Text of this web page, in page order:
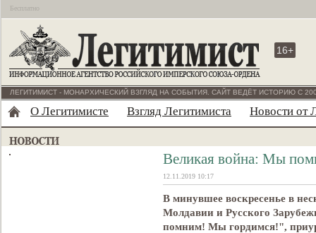
Бесплатно
16+
ЛЕГИТИМИСТ - МОНАРХИЧЕСКИЙ ВЗГЛЯД НА СОБЫТИЯ. САЙТ ВЕДЁТ ИСТОРИЮ С
О Легитимисте Взгляд Легитимиста Новости от
Великая война: Мы
12.11.2019 10:17
В минувшее воскресенье в
Молдавии и Русского
помним! Мы гордимся!",